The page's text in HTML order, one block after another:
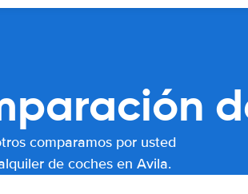
comparamos por usted
de coches en Avila.